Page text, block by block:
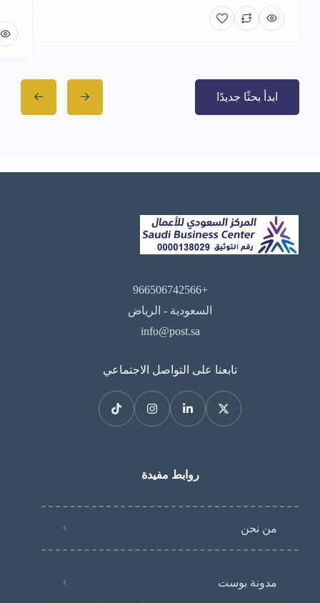
ابدأ بحثًا جديدًا
+966506742566
السعودية - الرياض
info@post.sa
تابعنا على التواصل الاجتماعي
روابط مفيدة
من نحن
مدونة بوست